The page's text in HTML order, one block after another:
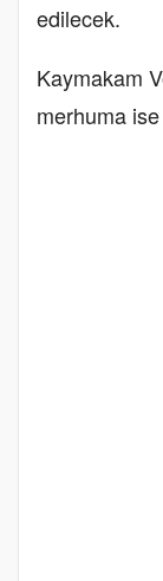
edilecek.
Kaymakam
merhuma